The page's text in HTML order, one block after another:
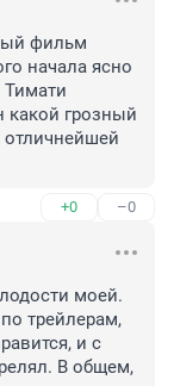
фильм
начала ясно
какой грозный
+0 –0
моей.
трейлерам,
и с
В общем,